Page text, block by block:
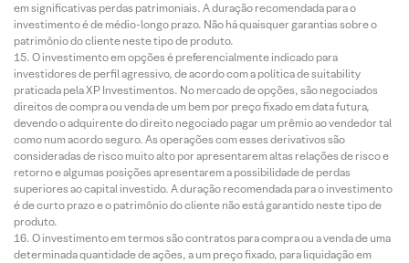
em significativas perdas patrimoniais. A duração recomendada para o
investimento é de médio-longo prazo. Não há quaisquer garantias sobre o
patrimônio do cliente neste tipo de produto.
O investimento em opções é preferencialmente indicado para
investidores de perfil agressivo, de acordo com a política de suitability
praticada pela XP Investimentos. No mercado de opções, são negociados
direitos de compra ou venda de um bem por preço fixado em data futura,
devendo o adquirente do direito negociado pagar um prêmio ao vendedor tal
como num acordo seguro. As operações com esses derivativos são
consideradas de risco muito alto por apresentarem altas relações de risco e
retorno e algumas posições apresentarem a possibilidade de perdas
superiores ao capital investido. A duração recomendada para o investimento
é de curto prazo e o patrimônio do cliente não está garantido neste tipo de
produto.
O investimento em termos são contratos para compra ou a venda de uma
determinada quantidade de ações, a um preço fixado, para liquidação em